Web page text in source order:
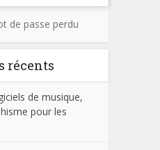
de passe perdu
récents
de musique,
pour les